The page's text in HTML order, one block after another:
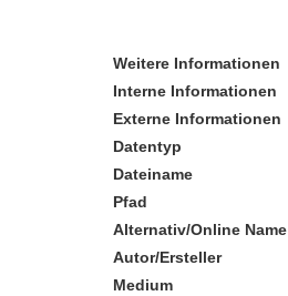
Weitere Informationen
Interne Informationen
Externe Informationen
Datentyp
Dateiname
Pfad
Alternativ/Online Name
Autor/Ersteller
Medium